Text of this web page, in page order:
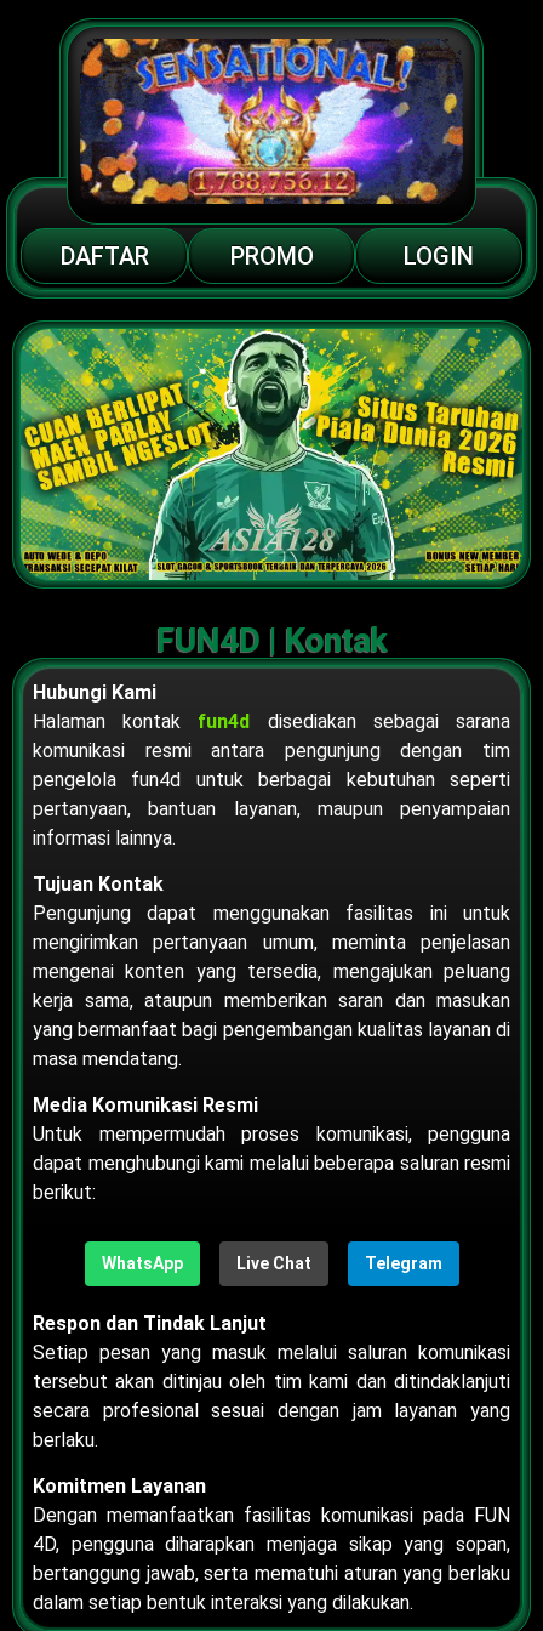
DAFTAR PROMO LOGIN
FUN4D | Kontak
Hubungi Kami
Halaman kontak fun4d disediakan sebagai sarana
komunikasi resmi antara pengunjung dengan tim
pengelola fun4d untuk berbagai kebutuhan seperti
pertanyaan, bantuan layanan, maupun penyampaian
informasi lainnya.
Tujuan Kontak
Pengunjung dapat menggunakan fasilitas ini untuk
mengirimkan pertanyaan umum, meminta penjelasan
mengenai konten yang tersedia, mengajukan peluang
kerja sama, ataupun memberikan saran dan masukan
yang bermanfaat bagi pengembangan kualitas layanan di
masa mendatang.
Media Komunikasi Resmi
Untuk mempermudah proses komunikasi, pengguna
dapat menghubungi kami melalui beberapa saluran resmi
berikut:
WhatsApp Live Chat Telegram
Respon dan Tindak Lanjut
Setiap pesan yang masuk melalui saluran komunikasi
tersebut akan ditinjau oleh tim kami dan ditindaklanjuti
secara profesional sesuai dengan jam layanan yang
berlaku.
Komitmen Layanan
Dengan memanfaatkan fasilitas komunikasi pada FUN
4D, pengguna diharapkan menjaga sikap yang sopan,
bertanggung jawab, serta mematuhi aturan yang berlaku
dalam setiap bentuk interaksi yang dilakukan.